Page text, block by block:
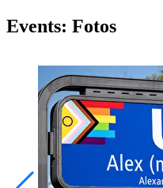
Events: Fotos